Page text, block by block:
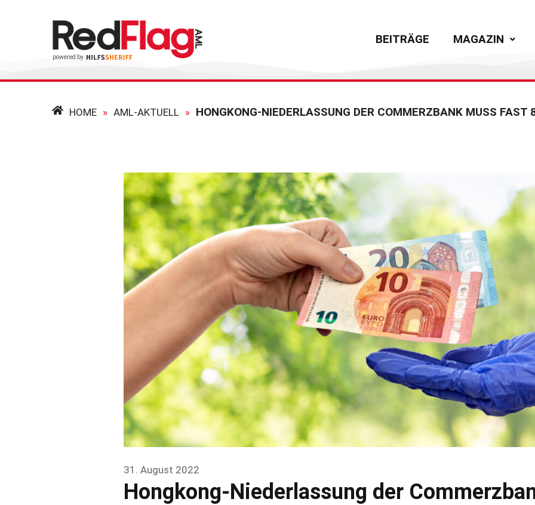
BEITRÄGE MAGAZIN
HOME » AML-AKTUELL »
31. August 2022
Hongkong-Niederlassung der